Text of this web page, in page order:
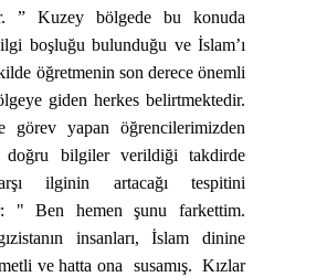
” Kuzey bölgede bu konuda
boşluğu bulunduğu ve İslam’ı
öğretmenin son derece önemli
giden herkes belirtmektedir.
görev yapan öğrencilerimizden
bilgiler verildiği takdirde
ilginin artacağı tespitini
" Ben hemen şunu farkettim.
insanları, İslam dinine
ve hatta ona
susamış. Kızlar